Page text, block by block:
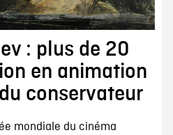
: plus de 20
en animation
conservateur
mondiale du cinéma